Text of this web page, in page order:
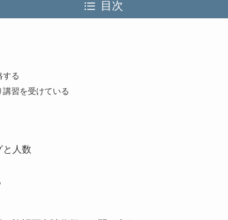
目次
する
習を受けている
と人数